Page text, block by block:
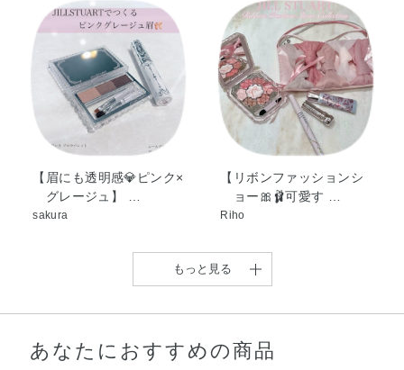
●2つ折りになっているブラシをひらいてからお使いください。
●鼻すじや眉頭にはブラシ（太）を、眉じりにはブラシ（細）をお使
いください。
シルラクトン）クロスポリマー・（ビニルジメチコン／メ
チコンシルセスキオキサン）クロスポリマー・イソステア
リン酸デキストリン・エチルヘキサン酸セチル・オクチル
ドデカノール・ジエチルヘキサン酸ネオペンチルグリコー
ル・ジメチコン・ステアリン酸亜鉛・トリ（カプリル酸／
カプリン酸）グリセリル・トリエチルヘキサノイン・トリ
エトキシカプリリルシラン・ミツロウ・ミネラルオイル・
合成フルオロフロゴパイト・酸化スズ・水酸化Al・水添ポ
リ（C6－20オレフィン）・クロルフェネシン・香料・グン
ジョウ・マイカ・酸化チタン・酸化亜鉛・酸化鉄
【眉にも透明感💎ピンク×
グレージュ】 …
sakura
【リボンファッションシ
ョー🎀🩰可愛す …
Riho
もっと見る
あなたにおすすめの商品